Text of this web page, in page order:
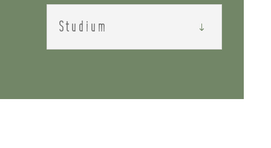
Studium